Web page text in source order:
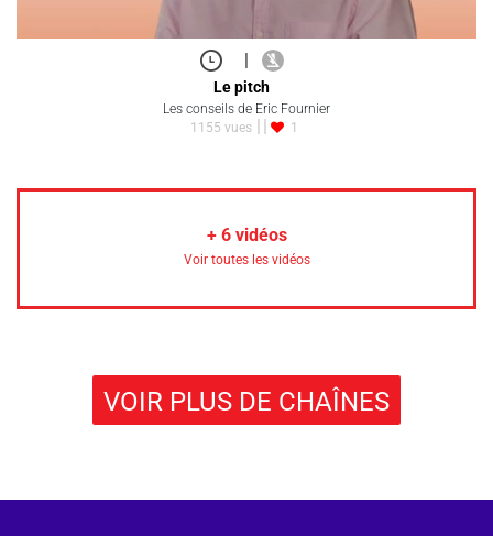
|
Le pitch
Les conseils de Eric Fournier
1155 vues
1
+ 6vidéos
Voir toutes les vidéos
VOIR PLUS DE CHAÎNES